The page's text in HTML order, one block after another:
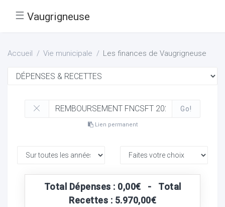
☰ Vaugrigneuse
Accueil Vie municipale Les finances de Vaugrigneuse
Go!
Lien permanent
Total Dépenses : 0,00€ - Total
Recettes : 5.970,00€